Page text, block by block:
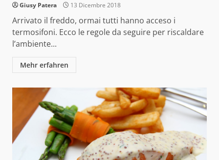
Giusy Patera 13 Dicembre 2018
Arrivato il freddo, ormai tutti hanno acceso i
termosifoni. Ecco le regole da seguire per riscaldare
l’ambiente...
Mehr erfahren